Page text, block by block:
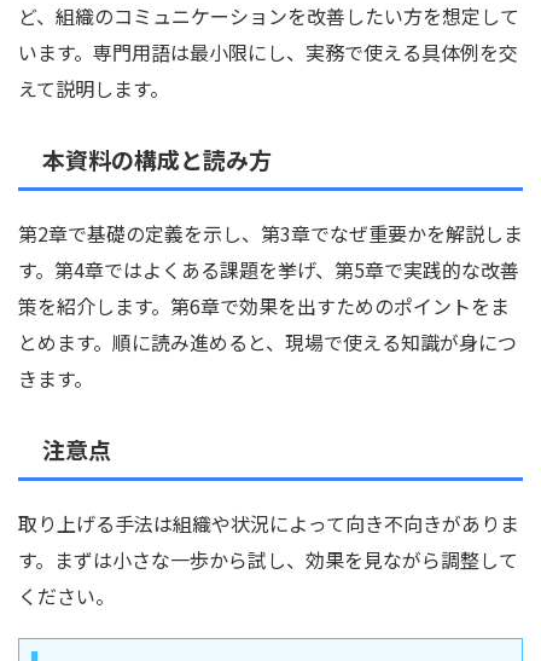
ど、組織のコミュニケーションを改善したい方を想定して
います。専門用語は最小限にし、実務で使える具体例を交
えて説明します。
本資料の構成と読み方
第2章で基礎の定義を示し、第3章でなぜ重要かを解説しま
す。第4章ではよくある課題を挙げ、第5章で実践的な改善
策を紹介します。第6章で効果を出すためのポイントをま
とめます。順に読み進めると、現場で使える知識が身につ
きます。
注意点
取り上げる手法は組織や状況によって向き不向きがありま
す。まずは小さな一歩から試し、効果を見ながら調整して
ください。